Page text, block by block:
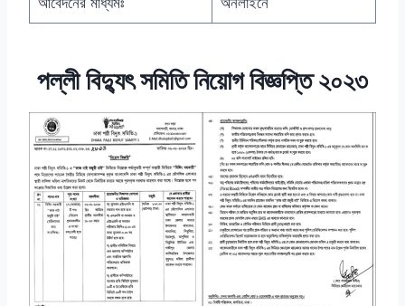
পল্লী বিদ্যুৎ সমিতি নিয়োগ বিজ্ঞপ্তি ২০২৩